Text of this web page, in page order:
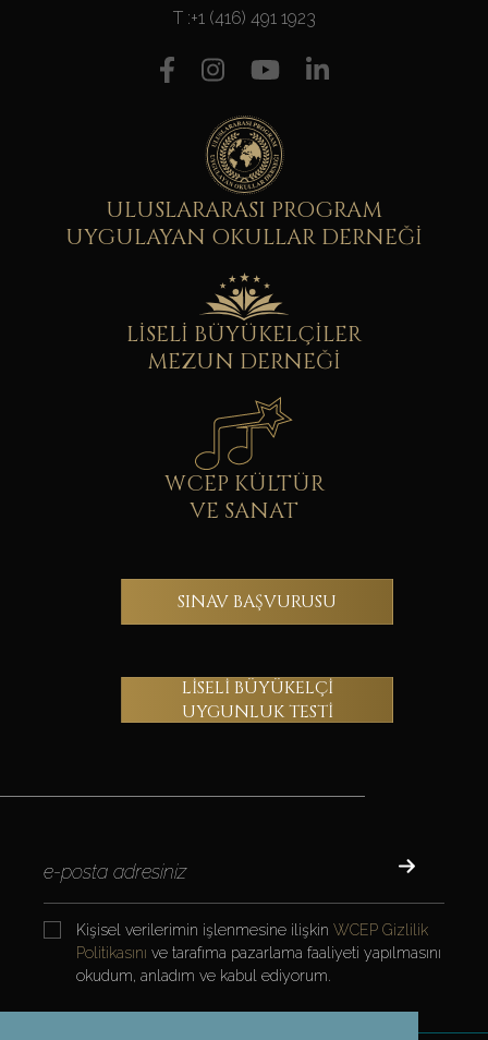
T :+1 (416) 491 1923
ULUSLARARASI PROGRAM
UYGULAYAN OKULLAR DERNEĞİ
LİSELİ BÜYÜKELÇİLER
MEZUN DERNEĞİ
WCEP KÜLTÜR
VE SANAT
SINAV BAŞVURUSU
LİSELİ BÜYÜKELÇİ
UYGUNLUK TESTİ
Kişisel verilerimin işlenmesine ilişkin WCEP Gizlilik
Politikasını ve tarafıma pazarlama faaliyeti yapılmasını
okudum, anladım ve kabul ediyorum.